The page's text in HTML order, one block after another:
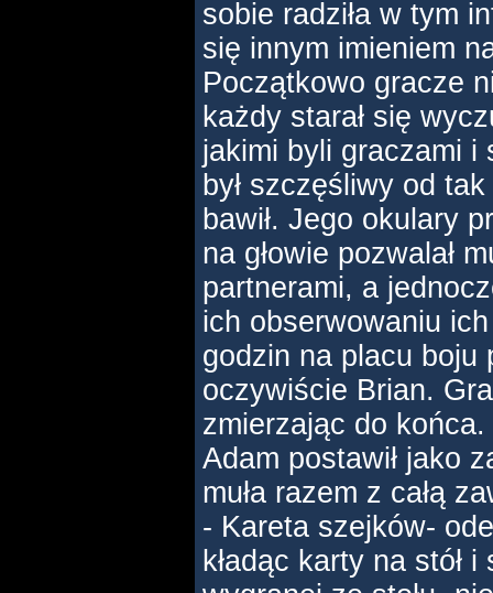
sobie radziła w tym
się innym imieniem
Początkowo gracze
każdy starał się
jakimi byli graczami i
był szczęśliwy od
bawił. Jego okulary
na głowie pozwalał
partnerami, a
ich obserwowaniu
godzin na placu boju
oczywiście Brian.
zmierzając do
Adam postawił jako
muła razem z całą
- Kareta szejków-
kładąc karty na stół